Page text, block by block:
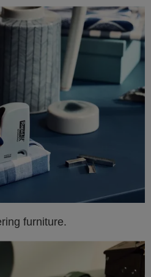
furniture.